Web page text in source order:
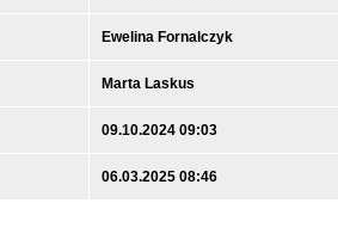
Ewelina Fornalczyk
Marta Laskus
09.10.2024 09:03
06.03.2025 08:46